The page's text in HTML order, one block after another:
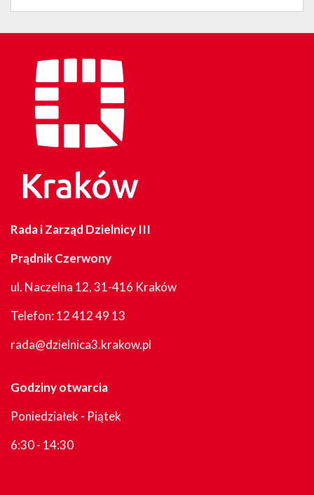
Rada i Zarząd Dzielnicy III
Prądnik Czerwony
ul. Naczelna 12, 31-416 Kraków
Telefon:12 412 49 13
rada@dzielnica3.krakow.pl
Godziny otwarcia
Poniedziałek - Piątek
6:30 - 14:30